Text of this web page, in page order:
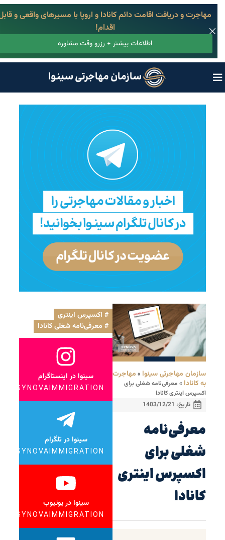
سازمان مهاجرتی سینوا
سازمان مهاجرتی سینوا » مهاجرت
به کانادا » معرفی‌‌نامه شغلی برای
اکسپرس اینتری کانادا
تاریخ: 1403/12/21
معرفی‌‌نامه
شغلی برای
اکسپرس اینتری
کانادا
سینوا در اینستاگرام
SYNOVAIMMIGRATION
سینوا در تلگرام
SYNOVAIMMIGRATION
سینوا در یوتیوب
SYNOVAIMMIGRATION
اکسپرس اینتری
معرفی‌نامه شغلی کانادا
مهاجرت و دریافت اقامت دائم کانادا و اروپا با مسیرهای واقعی و
اقدام!
اطلاعات بیشتر + رزرو وقت مشاوره